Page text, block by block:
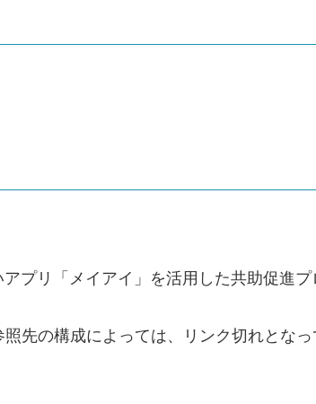
プリ「メイアイ」を活用した共助促進
先の構成によっては、リンク切れとな